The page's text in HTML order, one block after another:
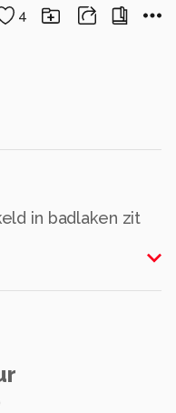
4
in badlaken zit